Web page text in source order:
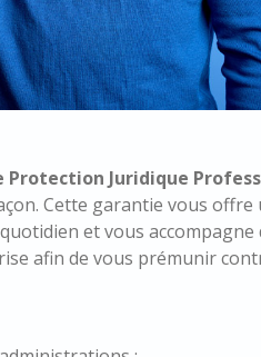
Protection Juridique
Cette garantie vous offre
et vous accompagne
afin de vous prémunir